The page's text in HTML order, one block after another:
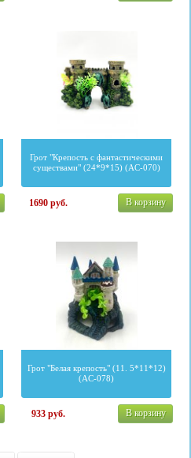
Грот "Крепость с фантастическими
существами" (24*9*15) (AC-070)
1690руб. В корзину
Грот "Белая крепость" (11. 5*11*12)
(AC-078)
933руб. В корзину